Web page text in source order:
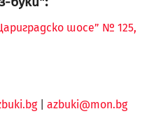
шосе” № 125,
| azbuki@mon.bg